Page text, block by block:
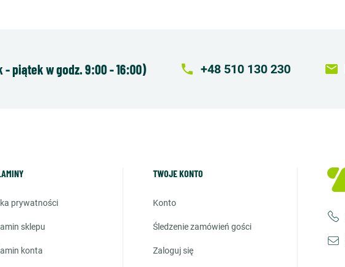
- piątek w godz. 9:00 - 16:00) local_phone +48 510 130 230 email
prywatności
sklepu
konta
TWOJE KONTO
konto
śledzenie zamówień gości
zaloguj się